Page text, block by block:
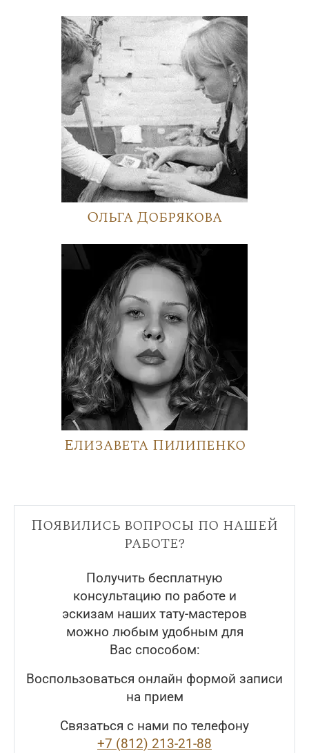
Ольга Добрякова
Елизавета Пилипенко
Появились вопросы по нашей
работе?
Получить бесплатную
консультацию по работе и
эскизам наших тату-мастеров
можно любым удобным для
Вас способом:
Воспользоваться онлайн формой записи
на прием
Связаться с нами по телефону
+7 (812) 213-21-88